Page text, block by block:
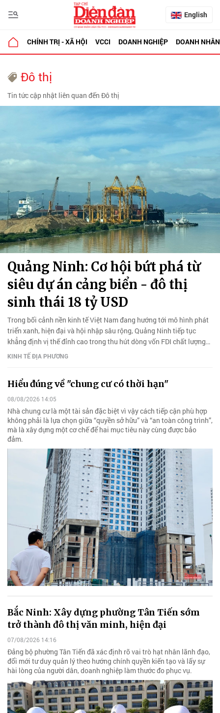
English
CHÍNH TRỊ - XÃ HỘI VCCI DOANH NGHIỆP DOANH NHÂN
Đô thị
Tin tức cập nhật liên quan đến Đô thị
Quảng Ninh: Cơ hội bứt phá từ
siêu dự án cảng biển - đô thị
sinh thái 18 tỷ USD
Trong bối cảnh nền kinh tế Việt Nam đang hướng tới mô hình phát
triển xanh, hiện đại và hội nhập sâu rộng, Quảng Ninh tiếp tục
khẳng định vị thế đỉnh cao trong thu hút dòng vốn FDI chất lượng
cao.
KINH TẾ ĐỊA PHƯƠNG
Hiểu đúng về "chung cư có thời hạn"
08/08/2026 14:05
Nhà chung cư là một tài sản đặc biệt vì vậy cách tiếp cận phù hợp
không phải là lựa chọn giữa “quyền sở hữu” và “an toàn công trình”,
mà là xây dựng một cơ chế để hai mục tiêu này cùng được bảo
đảm.
Bắc Ninh: Xây dựng phường Tân Tiến sớm
trở thành đô thị văn minh, hiện đại
07/08/2026 14:16
Đảng bộ phường Tân Tiến đã xác định rõ vai trò hạt nhân lãnh đạo,
đổi mới tư duy quản lý theo hướng chính quyền kiến tạo và lấy sự
hài lòng của người dân, doanh nghiệp làm thước đo phục vụ.